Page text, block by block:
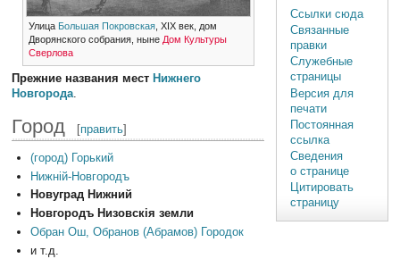
Улица Большая Покровская, XIX век, дом
Дворянского собрания, ныне Дом Культуры
Сверлова
Прежние названия мест Нижнего
Новгорода.
Город [править]
(город) Горький
Нижній-Новгородъ
Новуград Нижний
Новгородъ Низовскія земли
Обран Ош, Обранов (Абрамов) Городок
и т.д.
Ссылки сюда
Связанные
правки
Служебные
страницы
Версия для
печати
Постоянная
ссылка
Сведения
о странице
Цитировать
страницу